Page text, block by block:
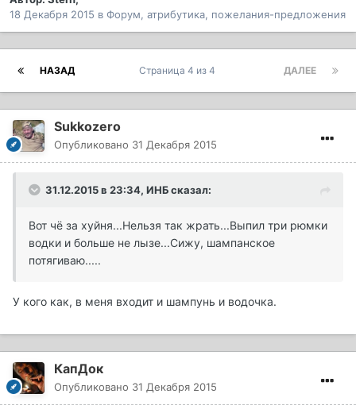
18 Декабря 2015 в Форум, атрибутика, пожелания-предложения
НАЗАД ДАЛЕЕ
Страница 4 из 4
Sukkozero
Опубликовано 31 Декабря 2015
31.12.2015 в 23:34, ИНБ сказал:
Вот чё за хуйня...Нельзя так жрать...Выпил три рюмки
водки и больше не лызе...Сижу, шампанское
потягиваю.....
У кого как, в меня входит и шампунь и водочка.
КапДок
Опубликовано 31 Декабря 2015